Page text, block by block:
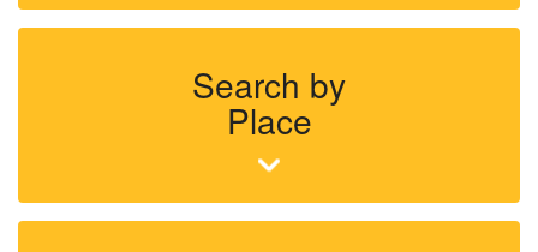
Search by
Place